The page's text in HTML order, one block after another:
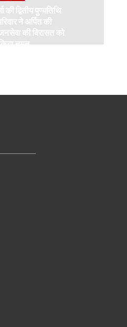
की द्वितीय पुण्यतिथि
ने अर्पित की
की विरासत को
नमन